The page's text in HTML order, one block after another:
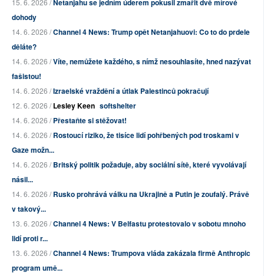
Netanjahu se jedním úderem pokusil zmařit dvě mírové
dohody
14. 6. 2026 /Channel 4 News: Trump opět Netanjahuovi: Co to do prdele
děláte?
14. 6. 2026 /Víte, nemůžete každého, s nímž nesouhlasíte, hned nazývat
fašistou!
14. 6. 2026 /Izraelské vraždění a útlak Palestinců pokračují
12. 6. 2026 /Lesley Keen softshelter
14. 6. 2026 /Přestaňte si stěžovat!
14. 6. 2026 /Rostoucí riziko, že tisíce lidí pohřbených pod troskami v
Gaze možn...
14. 6. 2026 /Britský politik požaduje, aby sociální sítě, které vyvolávají
násil...
14. 6. 2026 /Rusko prohrává válku na Ukrajině a Putin je zoufalý. Právě
v takový...
13. 6. 2026 /Channel 4 News: V Belfastu protestovalo v sobotu mnoho
lidí proti r...
13. 6. 2026 /Channel 4 News: Trumpova vláda zakázala firmě Anthropic
program umě...